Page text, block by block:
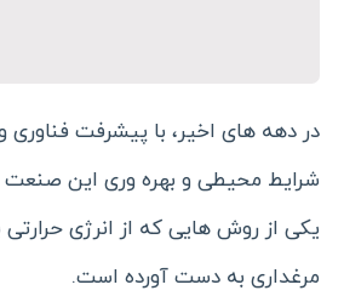
در دهه های اخیر، با پیشرفت فناوری
شرایط محیطی و بهره وری این صنعت
یکی از روش هایی که از انرژی
مرغداری به دست آورده است.